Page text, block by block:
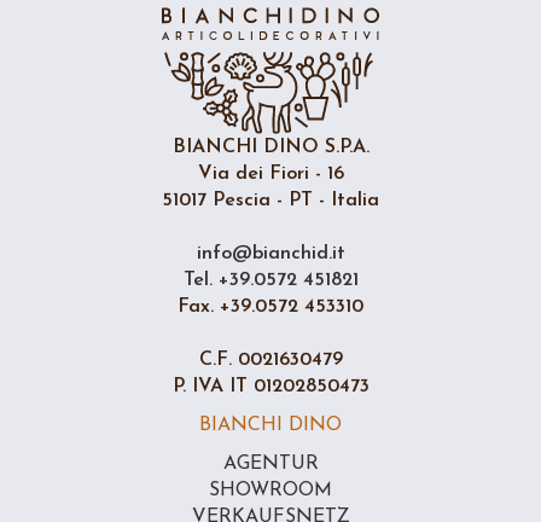
BIANCHI DINO S.P.A.
Via dei Fiori - 16
51017 Pescia - PT - Italia
info@bianchid.it
Tel. +39.0572 451821
Fax. +39.0572 453310
C.F. 0021630479
P. IVA IT 01202850473
BIANCHI DINO
AGENTUR
SHOWROOM
VERKAUFSNETZ